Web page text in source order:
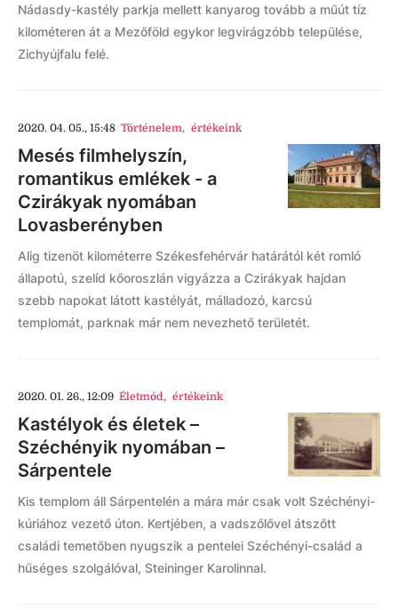
Nádasdy-kastély parkja mellett kanyarog tovább a műút tíz
kilométeren át a Mezőföld egykor legvirágzóbb települése,
Zichyújfalu felé.
2020. 04. 05., 15:48 Történelem, értékeink
Mesés filmhelyszín,
romantikus emlékek - a
Czirákyak nyomában
Lovasberényben
Alig tizenöt kilométerre Székesfehérvár határától két romló
állapotú, szelíd kőoroszlán vigyázza a Czirákyak hajdan
szebb napokat látott kastélyát, málladozó, karcsú
templomát, parknak már nem nevezhető területét.
2020. 01. 26., 12:09 Életmód, értékeink
Kastélyok és életek –
Széchényik nyomában –
Sárpentele
Kis templom áll Sárpentelén a mára már csak volt Széchényi-
kúriához vezető úton. Kertjében, a vadszőlővel átszőtt
családi temetőben nyugszik a pentelei Széchényi-család a
hűséges szolgálóval, Steininger Karolinnal.